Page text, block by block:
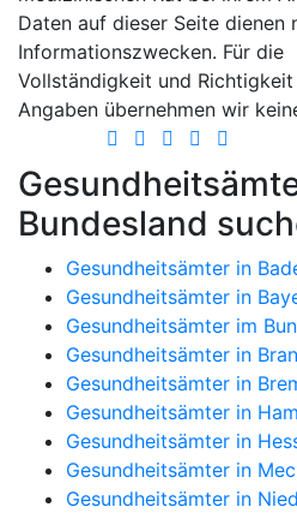
Daten auf dieser Seite dienen
Informationszwecken. Für die
Vollständigkeit und
Angaben übernehmen wir
Bundesland
Gesundheitsämter in
Gesundheitsämter in
Gesundheitsämter im
Gesundheitsämter in
Gesundheitsämter in
Gesundheitsämter in
Gesundheitsämter in
Gesundheitsämter in
Gesundheitsämter in